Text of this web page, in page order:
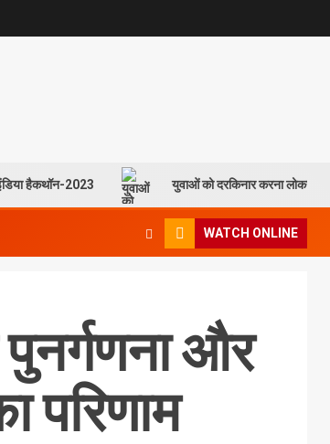
इंडिया हैकथॉन-2023 युवाओं को दरकिनार करना लोकसभा
WATCH ONLINE
और
परिणाम